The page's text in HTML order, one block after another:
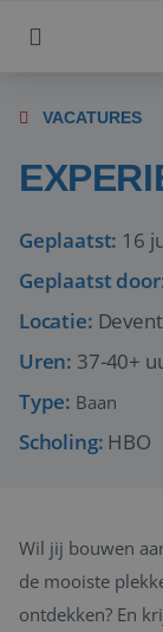
VACATURES
Geplaatst: 16
Geplaatst
Locatie:
Uren: 37-40+
Type: Baan
Scholing: HBO
Wil jij bouwen
de mooiste
ontdekken? En